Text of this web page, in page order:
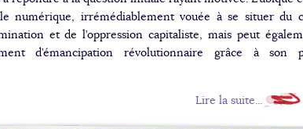
numérique, irrémédiablement vouée à se situer du
et de l’oppression capitaliste, mais peut
d’émancipation révolutionnaire grâce à son
Lire la suite...